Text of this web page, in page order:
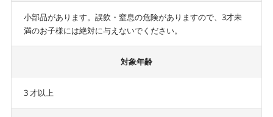
小部品があります。誤飲・窒息の危険がありますので、3才未
満のお子様には絶対に与えないでください。
対象年齢
3 才以上